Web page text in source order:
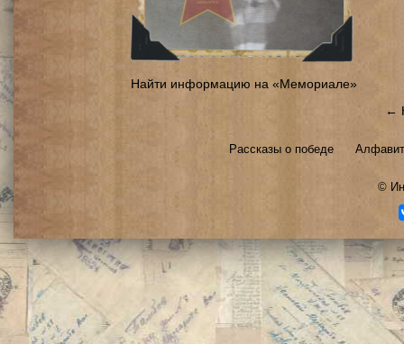
Найти информацию на «Мемориале»
←
Рассказы о победе
©